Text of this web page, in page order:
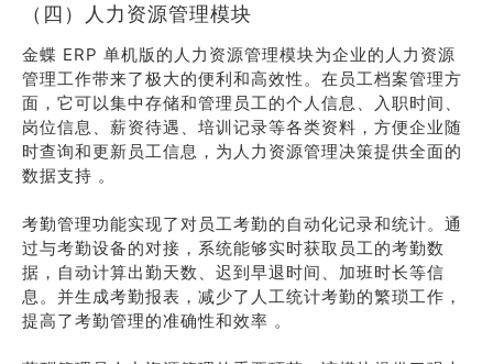
（四）人力资源管理模块
金蝶 ERP 单机版的人力资源管理模块为企业的人力资源
管理工作带来了极大的便利和高效性。在员工档案管理方
面，它可以集中存储和管理员工的个人信息、入职时间、
岗位信息、薪资待遇、培训记录等各类资料，方便企业随
时查询和更新员工信息，为人力资源管理决策提供全面的
数据支持 。
考勤管理功能实现了对员工考勤的自动化记录和统计。通
过与考勤设备的对接，系统能够实时获取员工的考勤数
据，自动计算出勤天数、迟到早退时间、加班时长等信
息。并生成考勤报表，减少了人工统计考勤的繁琐工作，
提高了考勤管理的准确性和效率 。